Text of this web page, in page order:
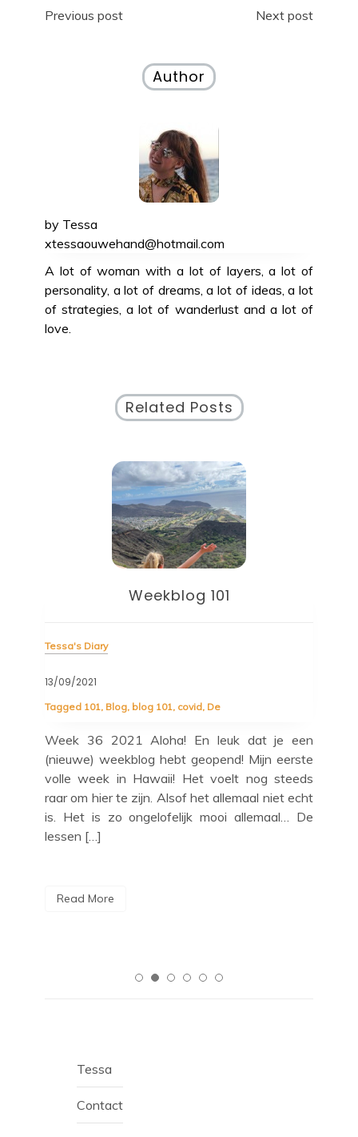
Post
Previous post Next post
Author
by Tessa
xtessaouwehand@hotmail.com
A lot of woman with a lot of layers, a lot of
personality, a lot of dreams, a lot of ideas, a lot
of strategies, a lot of wanderlust and a lot of
love.
Related Posts
Weekblog 101
Tessa's Diary
13/09/2021
Tagged 101, Blog, blog 101, covid, De
Week 36 2021 Aloha! En leuk dat je een
(nieuwe) weekblog hebt geopend! Mijn eerste
volle week in Hawaii! Het voelt nog steeds
raar om hier te zijn. Alsof het allemaal niet echt
is. Het is zo ongelofelijk mooi allemaal… De
lessen […]
Read More
Tessa
Contact